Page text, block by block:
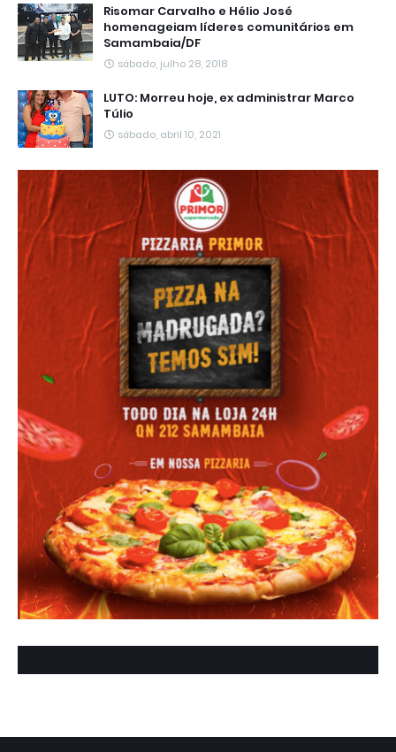
Risomar Carvalho e Hélio José
homenageiam líderes comunitários em
Samambaia/DF
sábado, julho 28, 2018
LUTO: Morreu hoje, ex administrar Marco
Túlio
sábado, abril 10, 2021